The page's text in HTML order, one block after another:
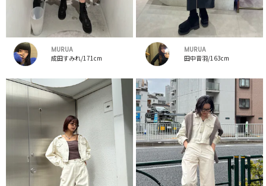
MURUA
成田すみれ/171cm
MURUA
田中音羽/163cm